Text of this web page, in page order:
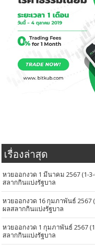
เรื่องล่าสุด
หวยออกงวด 1 มีนาคม 2567 (1-
สลากกินแบ่งรัฐบาล
หวยออกงวด 16 กุมภาพันธ์ 2567
ผลสลากกินแบ่งรัฐบาล
หวยออกงวด 1 กุมภาพันธ์ 2567
สลากกินแบ่งรัฐบาล